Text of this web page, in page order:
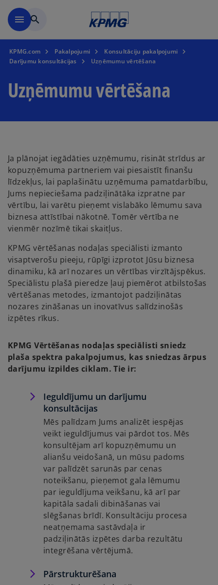
menu search
KPMG.com Pakalpojumi
Konsultāciju pakalpojumi
Darījumu konsultācijas
Uzņēmumu vērtēšana
Uzņēmumu vērtēšana
Ja plānojat iegādāties uzņēmumu, risināt strīdus ar
kopuzņēmuma partneriem vai piesaistīt finanšu
līdzekļus, lai paplašinātu uzņēmuma pamatdarbību,
Jums nepieciešama padziļinātāka izpratne par
vērtību, lai varētu pieņemt vislabāko lēmumu sava
biznesa attīstībai nākotnē. Tomēr vērtība ne
vienmēr nozīmē tikai skaitļus.
KPMG vērtēšanas nodaļas speciālisti izmanto
visaptverošu pieeju, rūpīgi izprotot Jūsu biznesa
dinamiku, kā arī nozares un vērtības virzītājspēkus.
Speciālistu plašā pieredze ļauj piemērot atbilstošas
vērtēšanas metodes, izmantojot padziļinātas
nozares zināšanas un inovatīvus salīdzinošās
izpētes rīkus.
KPMG Vērtēšanas nodaļas speciālisti sniedz
plaša spektra pakalpojumus, kas sniedzas ārpus
darījumu izpildes ciklam. Tie ir:
Ieguldījumu un darījumu
konsultācijas
Mēs palīdzam Jums analizēt iespējas
veikt ieguldījumus vai pārdot tos. Mēs
konsultējam arī kopuzņēmumu un
alianšu veidošanā, un mūsu padoms
var palīdzēt sarunās par cenas
noteikšanu, pieņemot gala lēmumu
par ieguldījuma veikšanu, kā arī par
kapitāla sadali dibināšanas vai
slēgšanas brīdī. Konsultāciju procesa
neatņemama sastāvdaļa ir
padziļinātās izpētes darba rezultātu
integrēšana vērtējumā.
Pārstrukturēšana